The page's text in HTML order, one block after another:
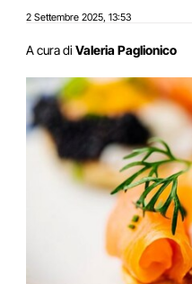
2 Settembre 2025 13:53
A cura di Valeria Paglionico